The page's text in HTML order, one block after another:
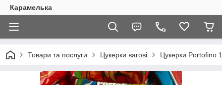
Карамелька
Товари та послуги Цукерки вагові Цукерки Portofino 1